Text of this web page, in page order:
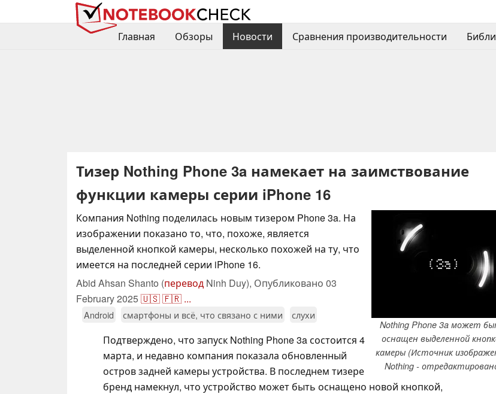
Главная
Обзоры Новости Сравнения производительности
Тизер Nothing Phone 3a намекает на заимствование
функции камеры серии iPhone 16
Nothing Phone 3a может
оснащен выделенной
камеры (Источник
Nothing -
Компания Nothing поделилась новым тизером Phone 3a. На
изображении показано то, что, похоже, является
выделенной кнопкой камеры, несколько похожей на ту, что
имеется на последней серии iPhone 16.
Abid Ahsan Shanto (перевод Ninh Duy), Опубликовано 03
February 2025🇺🇸🇫🇷 ...
Android смартфоны и всё, что связано с ними слухи
Подтверждено, что запуск Nothing Phone 3a состоится 4
марта, и недавно компания показала обновленный
остров задней камеры устройства. В последнем тизере
бренд намекнул, что устройство может быть оснащено новой кнопкой,